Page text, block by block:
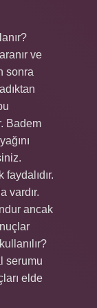
ve
sonra
Badem
vardır.
ancak
serumu
elde